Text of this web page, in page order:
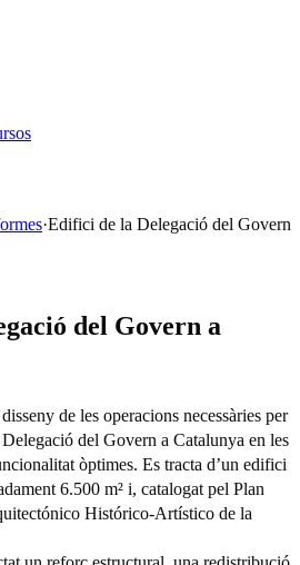
·Edifici de la Delegació del Govern
del Govern a
de les operacions necessàries per
del Govern a Catalunya en les
òptimes. Es tracta d’un edifici
6.500 m² i, catalogat pel Plan
Histórico-Artístico de la